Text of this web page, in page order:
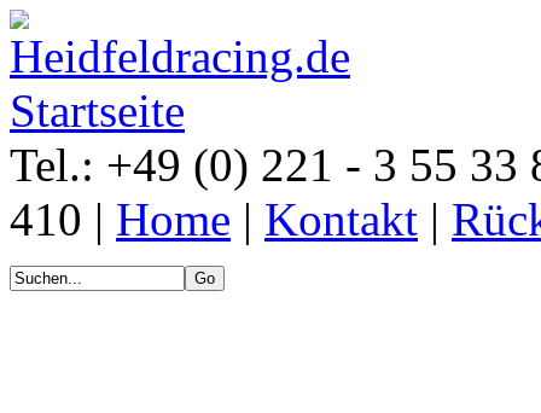
Tel.: +49 (0) 221 - 3 55 33
410 | Home | Kontakt |